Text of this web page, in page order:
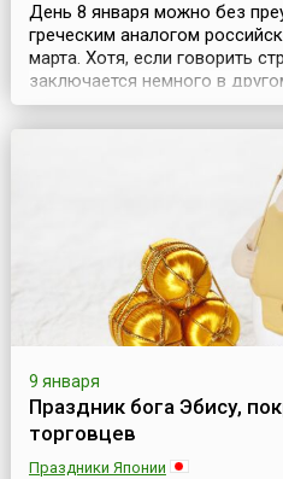
День 8 января можно без
греческим аналогом
марта. Хотя, если говорить
заключается немного в
преимущественно в городе
Μονοκκλησιά), а также во
северной части страны
Гинайкратия (греч.
9 января
Праздник бога Эбису,
торговцев
Праздники Японии